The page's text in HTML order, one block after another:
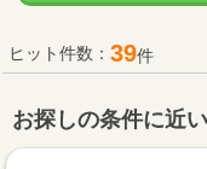
ヒット件数： 39件
お探しの条件に近